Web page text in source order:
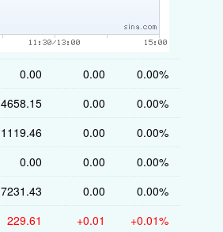
0.00 0.00 0.00%
4658.15 0.00 0.00%
1119.46 0.00 0.00%
0.00 0.00 0.00%
7231.43 0.00 0.00%
229.61 +0.01 +0.01%